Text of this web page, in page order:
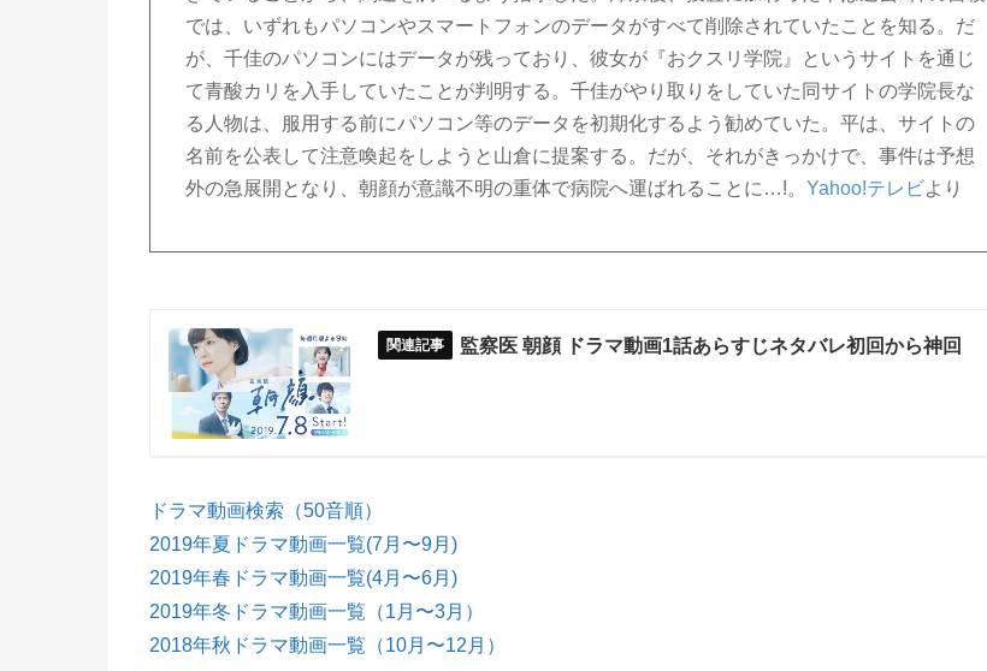
では、いずれもパソコンやスマートフォンのデータがすべて削除されていたことを知る。だ
が、千佳のパソコンにはデータが残っており、彼女が『おクスリ学院』というサイトを通じ
て青酸カリを入手していたことが判明する。千佳がやり取りをしていた同サイトの学院長な
る人物は、服用する前にパソコン等のデータを初期化するよう勧めていた。平は、サイトの
名前を公表して注意喚起をしようと山倉に提案する。だが、それがきっかけで、事件は予想
外の急展開となり、朝顔が意識不明の重体で病院へ運ばれることに…!。Yahoo!テレビより
監察医 朝顔 ドラマ動画1話あらすじネタバレ初回から神回
ドラマ動画検索（50音順）
2019年夏ドラマ動画一覧(7月〜9月)
2019年春ドラマ動画一覧(4月〜6月)
2019年冬ドラマ動画一覧（1月〜3月）
2018年秋ドラマ動画一覧（10月〜12月）